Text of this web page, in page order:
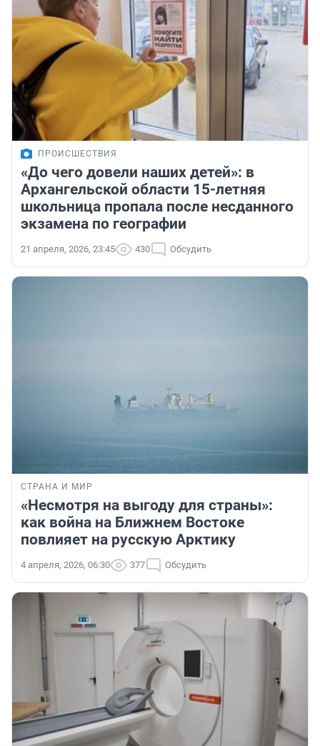
ПРОИСШЕСТВИЯ
«До чего довели наших детей»: в
Архангельской области 15-летняя
школьница пропала после несданного
экзамена по географии
21 апреля, 2026, 23:45 430 Обсудить
СТРАНА И МИР
«Несмотря на выгоду для страны»:
как война на Ближнем Востоке
повлияет на русскую Арктику
4 апреля, 2026, 06:30 377 Обсудить